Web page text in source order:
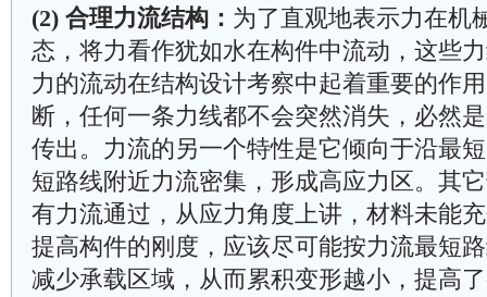
(2) 合理力流结构： 为了直观地表示力在机
态，将力看作犹如水在构件中流动，这些
力的流动在结构设计考察中起着重要的作
断，任何一条力线都不会突然消失，必然
传出。力流的另一个特性是它倾向于沿最
短路线附近力流密集，形成高应力区。其
有力流通过，从应力角度上讲，材料未能
提高构件的刚度，应该尽可能按力流最短
减少承载区域，从而累积变形越小，提高